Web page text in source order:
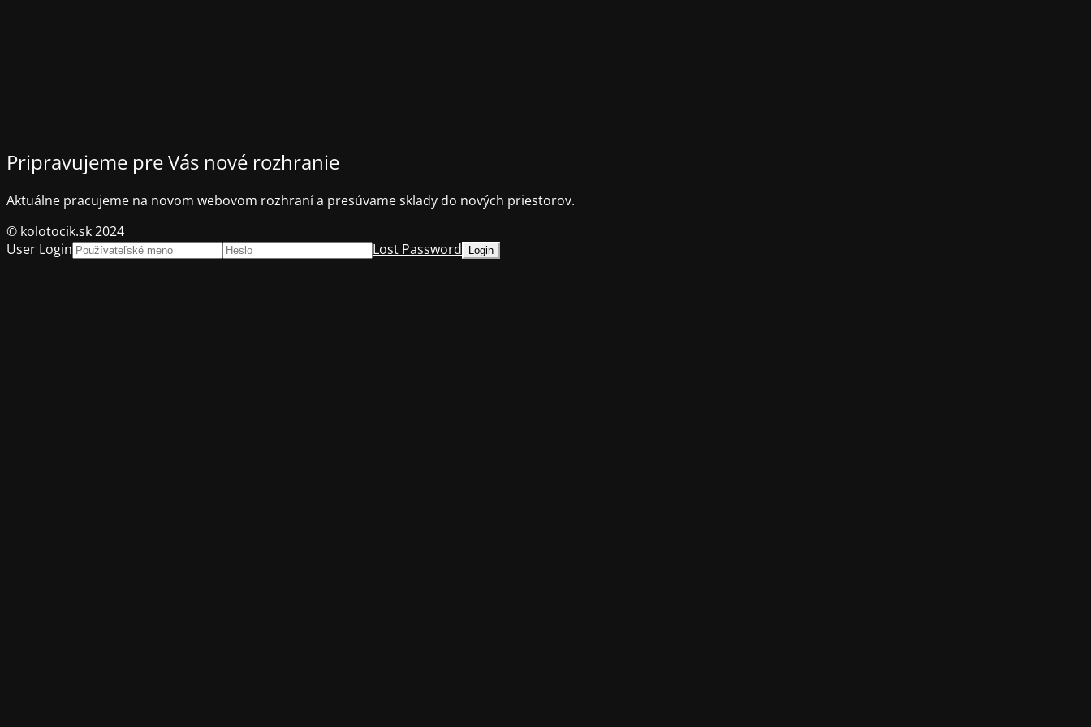
Pripravujeme pre Vás nové rozhranie
Aktuálne pracujeme na novom webovom rozhraní a presúvame sklady do nových priestorov.
© kolotocik.sk 2024
User Login
Lost Password